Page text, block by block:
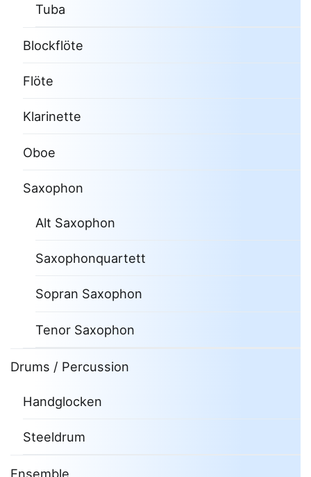
Tuba
Blockflöte
Flöte
Klarinette
Oboe
Saxophon
Alt Saxophon
Saxophonquartett
Sopran Saxophon
Tenor Saxophon
Drums / Percussion
Handglocken
Steeldrum
Ensemble